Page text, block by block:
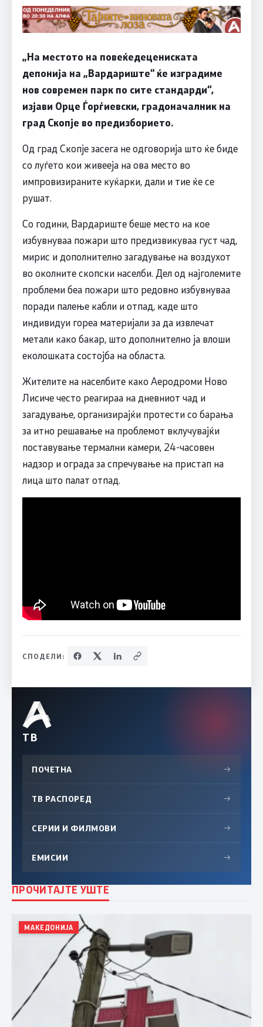
„На местото на повеќедецениската
депонија на „Вардариште“ ќе изградиме
нов современ парк по сите стандарди“,
изјави Орце Ѓорѓиевски, градоначалник на
град Скопје во предизборието.
Од град Скопје засега не одговорија што ќе биде
со луѓето кои живееја на ова место во
импровизираните куќарки, дали и тие ќе се
рушат.
Со години, Вардариште беше место на кое
избувнуваа пожари што предизвикуваа густ чад,
мирис и дополнително загадување на воздухот
во околните скопски населби. Дел од најголемите
проблеми беа пожари што редовно избувнуваа
поради палење кабли и отпад, каде што
индивидуи гореа материјали за да извлечат
метали како бакар, што дополнително ја влоши
еколошката состојба на областа.
Жителите на населбите како Аеродроми Ново
Лисиче често реагираа на дневниот чад и
загадување, организирајќи протести со барања
за итно решавање на проблемот вклучувајќи
поставување термални камери, 24-часовен
надзор и ограда за спречување на пристап на
лица што палат отпад.
СПОДЕЛИ:
ТВ
ПОЧЕТНА →
ТВ РАСПОРЕД →
СЕРИИ И ФИЛМОВИ →
ЕМИСИИ →
ПРОЧИТАЈТЕ УШТЕ
МАКЕДОНИЈА